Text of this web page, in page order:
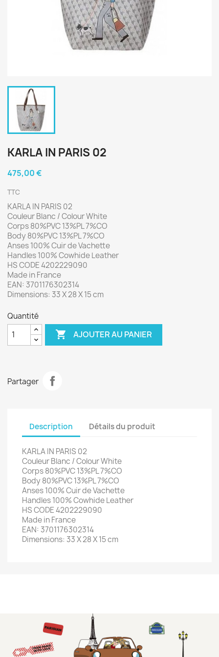
KARLA IN PARIS 02
475,00 €
TTC
KARLA IN PARIS 02
Couleur Blanc / Colour White
Corps 80%PVC 13%PL 7%CO
Body 80%PVC 13%PL 7%CO
Anses 100% Cuir de Vachette
Handles 100% Cowhide Leather
HS CODE 4202229090
Made in France
EAN: 3701176302314
Dimensions: 33 X 28 X 15 cm
Quantité
 AJOUTER AU PANIER
Partager
Description Détails du produit
KARLA IN PARIS 02
Couleur Blanc / Colour White
Corps 80%PVC 13%PL 7%CO
Body 80%PVC 13%PL 7%CO
Anses 100% Cuir de Vachette
Handles 100% Cowhide Leather
HS CODE 4202229090
Made in France
EAN: 3701176302314
Dimensions: 33 X 28 X 15 cm